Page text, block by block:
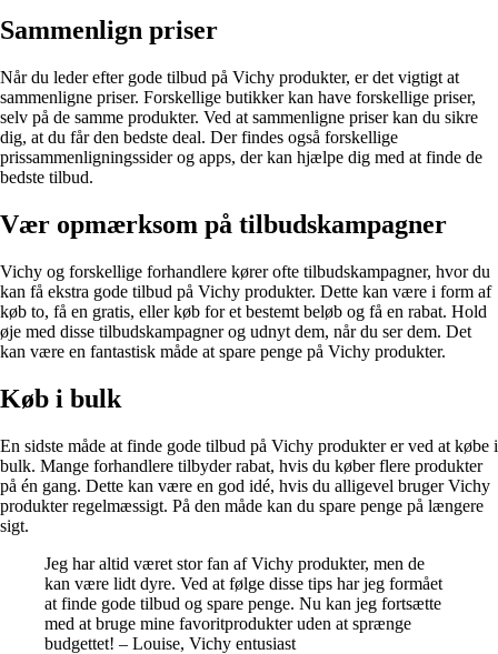
Sammenlign priser
Når du leder efter gode tilbud på Vichy produkter, er det vigtigt at
sammenligne priser. Forskellige butikker kan have forskellige priser,
selv på de samme produkter. Ved at sammenligne priser kan du sikre
dig, at du får den bedste deal. Der findes også forskellige
prissammenligningssider og apps, der kan hjælpe dig med at finde de
bedste tilbud.
Vær opmærksom på tilbudskampagner
Vichy og forskellige forhandlere kører ofte tilbudskampagner, hvor du
kan få ekstra gode tilbud på Vichy produkter. Dette kan være i form af
køb to, få en gratis, eller køb for et bestemt beløb og få en rabat. Hold
øje med disse tilbudskampagner og udnyt dem, når du ser dem. Det
kan være en fantastisk måde at spare penge på Vichy produkter.
Køb i bulk
En sidste måde at finde gode tilbud på Vichy produkter er ved at købe i
bulk. Mange forhandlere tilbyder rabat, hvis du køber flere produkter
på én gang. Dette kan være en god idé, hvis du alligevel bruger Vichy
produkter regelmæssigt. På den måde kan du spare penge på længere
sigt.
Jeg har altid været stor fan af Vichy produkter, men de
kan være lidt dyre. Ved at følge disse tips har jeg formået
at finde gode tilbud og spare penge. Nu kan jeg fortsætte
med at bruge mine favoritprodukter uden at sprænge
budgettet! – Louise, Vichy entusiast